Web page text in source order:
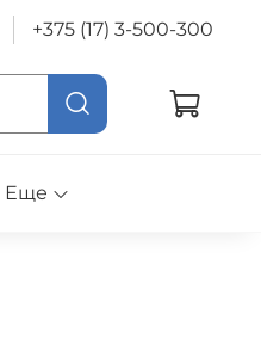
+375 (17) 3-500-300
Еще